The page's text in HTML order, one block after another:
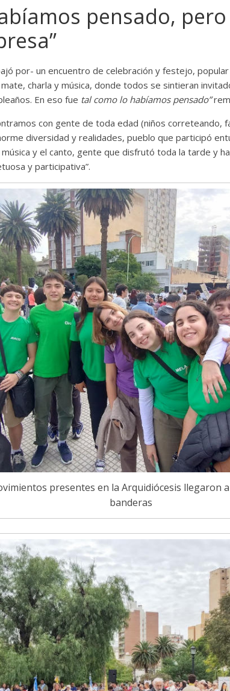
pensado,
por- un encuentro de celebración y festejo,
charla y música, donde todos se sintieran
En eso fue tal como lo habíamos pensado”
con gente de toda edad (niños correteando,
diversidad y realidades, pueblo que participó
y el canto, gente que disfrutó toda la tarde y
y participativa”.
presentes en la Arquidiócesis llegaron
banderas